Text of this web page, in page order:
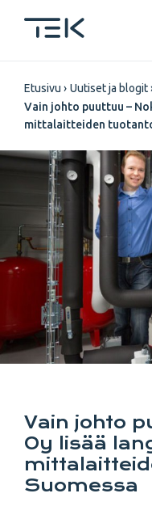
pääsisältöön
Etusivu
Uutiset ja blogit
Vain johto puuttuu –
mittalaitteiden
Vain johto
Oy lisää
Suomessa